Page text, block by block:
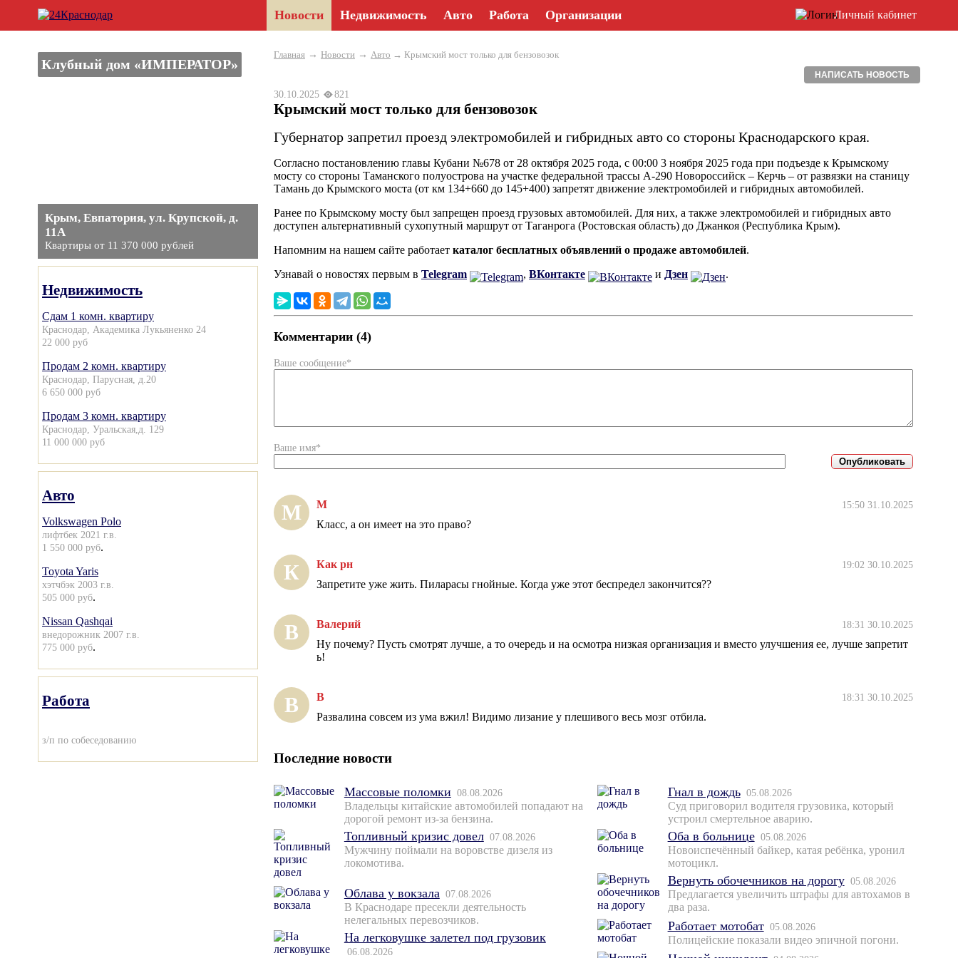
Новости Недвижимость Авто Работа Организации Личный кабинет
Клубный дом «ИМПЕРАТОР»
Крым, Евпатория, ул. Крупской, д.
11А
Квартиры от 11 370 000 рублей
Недвижимость
Сдам 1 комн. квартиру
Краснодар, Академика Лукьяненко 24
22 000 руб
Продам 2 комн. квартиру
Краснодар, Парусная, д.20
6 650 000 руб
Продам 3 комн. квартиру
Краснодар, Уральская,д. 129
11 000 000 руб
Авто
Volkswagen Polo
лифтбек 2021 г.в.
1 550 000 руб.
Toyota Yaris
хэтчбэк 2003 г.в.
505 000 руб.
Nissan Qashqai
внедорожник 2007 г.в.
775 000 руб.
Работа
з/п по собеседованию
Главная → Новости → Авто → Крымский мост только для бензовозок
НАПИСАТЬ НОВОСТЬ
30.10.2025 821
Крымский мост только для бензовозок
Губернатор запретил проезд электромобилей и гибридных авто со стороны Краснодарского края.
Согласно постановлению главы Кубани №678 от 28 октября 2025 года, с 00:00 3 ноября 2025 года при подъезде к Крымскому
мосту со стороны Таманского полуострова на участке федеральной трассы А-290 Новороссийск – Керчь – от развязки на станицу
Тамань до Крымского моста (от км 134+660 до 145+400) запретят движение электромобилей и гибридных автомобилей.
Ранее по Крымскому мосту был запрещен проезд грузовых автомобилей. Для них, а также электромобилей и гибридных авто
доступен альтернативный сухопутный маршрут от Таганрога (Ростовская область) до Джанкоя (Республика Крым).
Напомним на нашем сайте работает каталог бесплатных объявлений о продаже автомобилей.
Узнавай о новостях первым в Telegram , ВКонтакте и Дзен .
Комментарии (4)
Ваше сообщение*
Ваше имя*
М М 15:50 31.10.2025
Класс, а он имеет на это право?
К Как рн 19:02 30.10.2025
Запретите уже жить. Пиларасы гнойные. Когда уже этот беспредел закончится??
В Валерий 18:31 30.10.2025
Ну почему? Пусть смотрят лучше, а то очередь и на осмотра низкая организация и вместо улучшения ее, лучше запретит
ь!
В В 18:31 30.10.2025
Развалина совсем из ума вжил! Видимо лизание у плешивого весь мозг отбила.
Последние новости
Массовые поломки 08.08.2026
Владельцы китайские автомобилей попадают на
дорогой ремонт из-за бензина.
Топливный кризис довел 07.08.2026
Мужчину поймали на воровстве дизеля из
локомотива.
Облава у вокзала 07.08.2026
В Краснодаре пресекли деятельность
нелегальных перевозчиков.
На легковушке залетел под грузовик
06.08.2026
Гнал в дождь 05.08.2026
Суд приговорил водителя грузовика, который
устроил смертельное аварию.
Оба в больнице 05.08.2026
Новоиспечённый байкер, катая ребёнка, уронил
мотоцикл.
Вернуть обочечников на дорогу 05.08.2026
Предлагается увеличить штрафы для автохамов в
два раза.
Работает мотобат 05.08.2026
Полицейские показали видео эпичной погони.